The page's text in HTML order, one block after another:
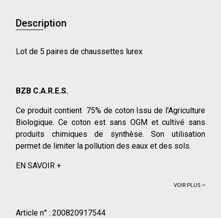
Description
Lot de 5 paires de chaussettes lurex
BZB C.A.R.E.S.
Ce produit contient 75% de coton Issu de l'Agriculture
Biologique. Ce coton est sans OGM et cultivé sans
produits chimiques de synthèse. Son utilisation
permet de limiter la pollution des eaux et des sols.
EN SAVOIR +
VOIR PLUS
Article n° : 200820917544